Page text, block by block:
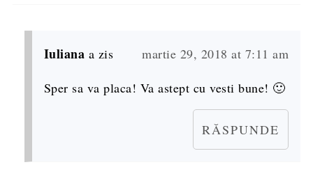
Iuliana a zis martie 29, 2018 at 7:11 am
Sper sa va placa! Va astept cu vesti bune! 🙂
RĂSPUNDE